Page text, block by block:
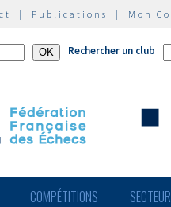
| Publications | Mon
Rechercher un club
COMPÉTITIONS